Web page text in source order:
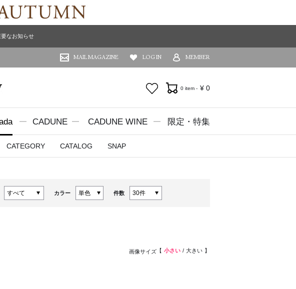
なお知らせ
MAIL MAGAZINE LOG IN MEMBER
お気に入り0 item - ¥ 0
CADUNE CADUNE WINE 限定・特集
CATEGORY CATALOG SNAP
カラー 件数
画像サイズ 小さい 大きい